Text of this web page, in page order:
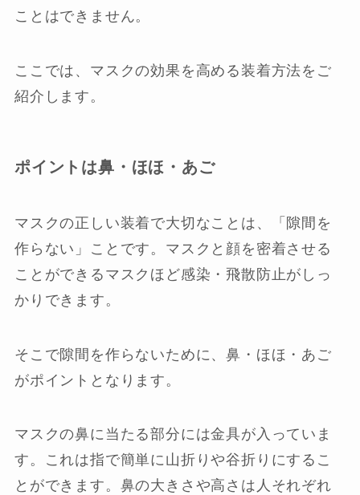
ことはできません。
ここでは、マスクの効果を高める装着方法をご
紹介します。
ポイントは鼻・ほほ・あご
マスクの正しい装着で大切なことは、「隙間を
作らない」ことです。マスクと顔を密着させる
ことができるマスクほど感染・飛散防止がしっ
かりできます。
そこで隙間を作らないために、鼻・ほほ・あご
がポイントとなります。
マスクの鼻に当たる部分には金具が入っていま
す。これは指で簡単に山折りや谷折りにするこ
とができます。鼻の大きさや高さは人それぞれ